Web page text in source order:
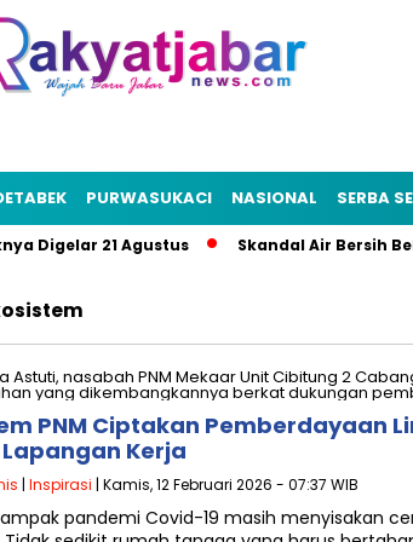
PURWASUKACI NASIONAL SERBA
Digelar 21 Agustus Skandal Air Bersih
PNM Ciptakan Pemberdayaan
Kerja
| Inspirasi | Kamis, 12 Februari 2026 - 07:37 WIB
pandemi Covid-19 masih menyisakan